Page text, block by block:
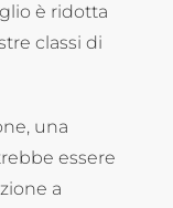
è ridotta
classi di
una
essere
a